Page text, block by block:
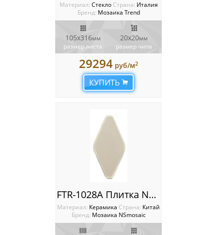
Материал: Стекло Cтрана: Италия
Бренд: Мозаика Trend
105x316мм
размер листа
20x20мм
размер чипа
29294 руб/м2
КУПИТЬ
FTR-1028A Плитка NSmosaic
Материал: Керамика Cтрана: Китай
Бренд: Мозаика NSmosaic